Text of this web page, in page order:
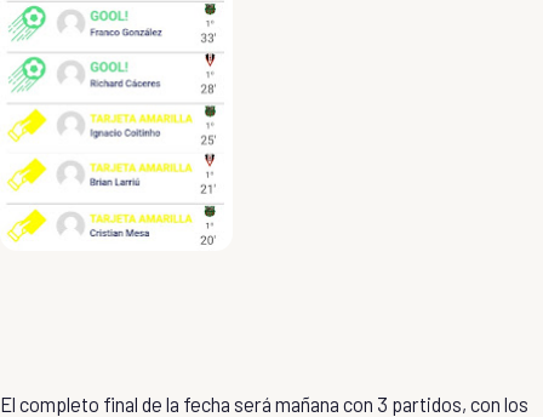
El completo final de la fecha será mañana con 3 partidos, con los